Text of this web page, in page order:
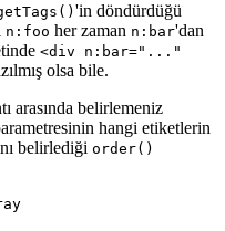
'in döndürdüğü
n:foo her zaman n:bar'dan
<div n:bar="..."
olsa bile.
arasında belirlemeniz
hangi etiketlerin
belirlediği order()